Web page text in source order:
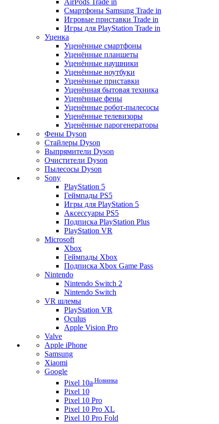
AirPods Trade in
Смартфоны Samsung Trade in
Игровые приставки Trade in
Игры для PlayStation Trade in
Уценка
Уценённые смартфоны
Уценённые планшеты
Уценённые наушники
Уценённые ноутбуки
Уценённые приставки
Уценённая бытовая техника
Уценённые фены
Уценённые робот-пылесосы
Уценённые телевизоры
Уценённые парогенераторы
Фены Dyson
Стайлеры Dyson
Выпрямители Dyson
Очистители Dyson
Пылесосы Dyson
Sony
PlayStation 5
Геймпады PS5
Игры для PlayStation 5
Аксессуары PS5
Подписка PlayStation Plus
PlayStation VR
Microsoft
Xbox
Геймпады Xbox
Подписка Xbox Game Pass
Nintendo
Nintendo Switch 2
Nintendo Switch
VR шлемы
PlayStation VR
Oculus
Apple Vision Pro
Valve
Apple iPhone
Samsung
Xiaomi
Google
Pixel 10a Новинка
Pixel 10
Pixel 10 Pro
Pixel 10 Pro XL
Pixel 10 Pro Fold